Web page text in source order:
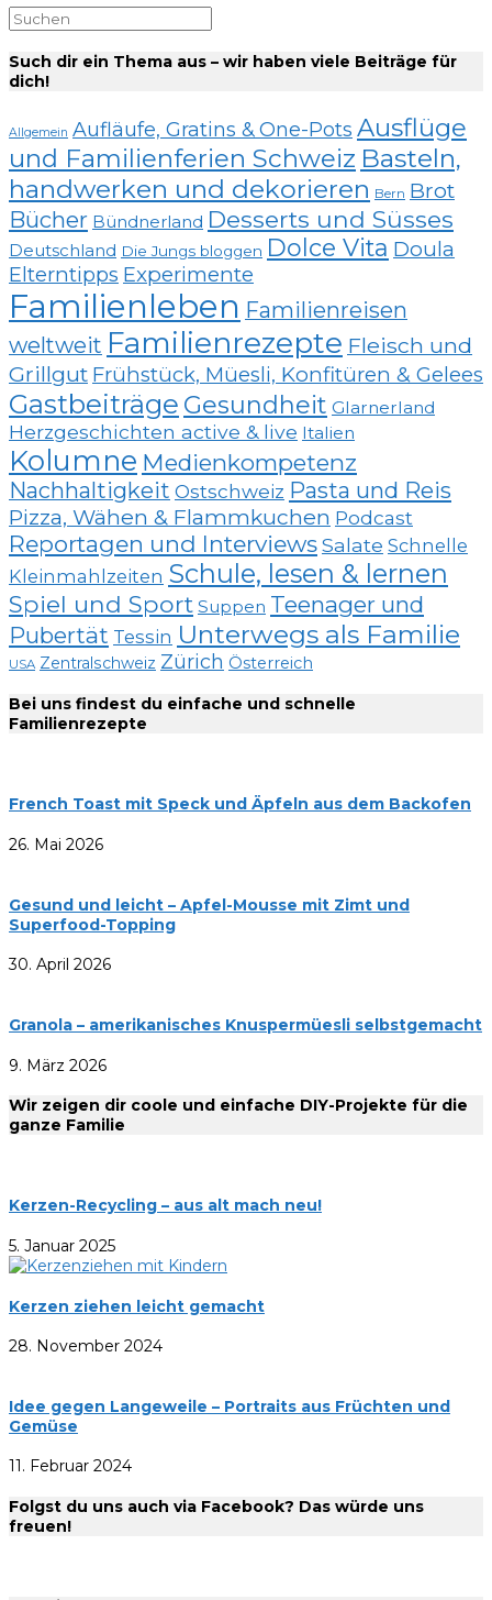
Such dir ein Thema aus – wir haben viele Beiträge für
dich!
Allgemein Aufläufe, Gratins & One-Pots Ausflüge
und Familienferien Schweiz Basteln,
handwerken und dekorieren Bern Brot
Bücher Bündnerland Desserts und Süsses
Deutschland Die Jungs bloggen Dolce Vita Doula
Elterntipps Experimente
Familienleben Familienreisen
weltweit Familienrezepte Fleisch und
Grillgut Frühstück, Müesli, Konfitüren & Gelees
Gastbeiträge Gesundheit Glarnerland
Herzgeschichten active & live Italien
Kolumne Medienkompetenz
Nachhaltigkeit Ostschweiz Pasta und Reis
Pizza, Wähen & Flammkuchen Podcast
Reportagen und InterviewsSalate Schnelle
Kleinmahlzeiten Schule, lesen & lernen
Spiel und Sport Suppen Teenager und
Pubertät Tessin Unterwegs als Familie
USA Zentralschweiz Zürich Österreich
Bei uns findest du einfache und schnelle
Familienrezepte
French Toast mit Speck und Äpfeln aus dem Backofen
26. Mai 2026
Gesund und leicht – Apfel-Mousse mit Zimt und
Superfood-Topping
30. April 2026
Granola – amerikanisches Knuspermüesli selbstgemacht
9. März 2026
Wir zeigen dir coole und einfache DIY-Projekte für die
ganze Familie
Kerzen-Recycling – aus alt mach neu!
5. Januar 2025
Kerzen ziehen leicht gemacht
28. November 2024
Idee gegen Langeweile – Portraits aus Früchten und
Gemüse
11. Februar 2024
Folgst du uns auch via Facebook? Das würde uns
freuen!